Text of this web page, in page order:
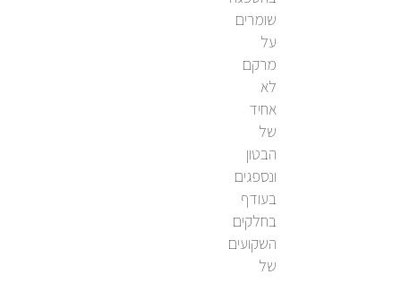
שומרים
על
מרקם
לא
אחיד
של
הבטון
ונספגים
בעודף
בחלקים
השקועים
של